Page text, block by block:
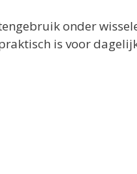
onder
is voor